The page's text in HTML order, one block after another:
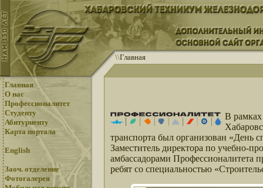
\\Главная
Главная
О нас
Профессионалитет
Студенту
Абитуриенту
Карта портала
English
Заоч. отделение
Фотогалерея
В
транспорта был организован «День
Заместитель директора по учебно-
амбассадорами Профессионалитета
ребят со специальностью